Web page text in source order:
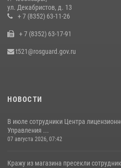
16 июля 2026, 12:46
Офицер СОБР «Искра» завоевал
ул. Декабристов, д. 13
+ 7 (8352) 63-11-26
+ 7 (8352) 63-17-91
t521@rosguard.gov.ru
НОВОСТИ
В июле сотрудники Центра
Управления ...
07 августа 2026, 07:42
Кражу из магазина пресекли